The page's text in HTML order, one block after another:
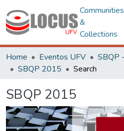
Communities
&
Collections
Home Eventos UFV
SBQP 2015
Search
SBQP 2015